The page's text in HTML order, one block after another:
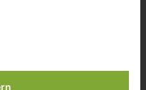
für die eine